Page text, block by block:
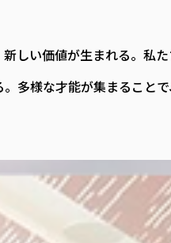
しい価値が生まれる。私
多様な才能が集まること